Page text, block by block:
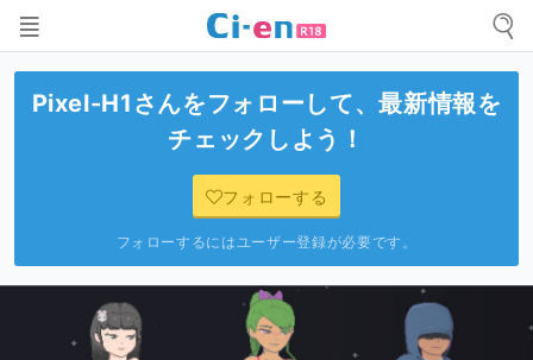
Pixel-H1 さんをフォローして、最新情報を
チェックしよう！
フォローする
フォローするにはユーザー登録が必要です。